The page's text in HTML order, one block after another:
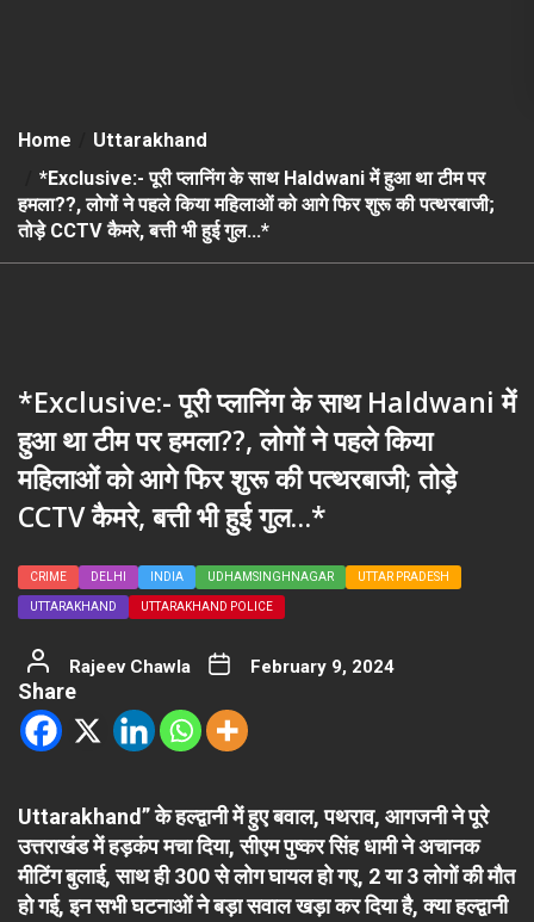
Home
Uttarakhand
*Exclusive:- पूरी प्लानिंग के साथ Haldwani में हुआ था टीम पर
हमला??, लोगों ने पहले किया महिलाओं को आगे फिर शुरू की पत्थरबाजी;
तोड़े CCTV कैमरे, बत्ती भी हुई गुल…*
*Exclusive:- पूरी प्लानिंग के साथ Haldwani में
हुआ था टीम पर हमला??, लोगों ने पहले किया
महिलाओं को आगे फिर शुरू की पत्थरबाजी; तोड़े
CCTV कैमरे, बत्ती भी हुई गुल…*
CRIME DELHI INDIA UDHAMSINGHNAGAR UTTAR PRADESH
UTTARAKHAND UTTARAKHAND POLICE
Rajeev Chawla February 9, 2024
Share
Uttarakhand” के हल्द्वानी में हुए बवाल, पथराव, आगजनी ने पूरे
उत्तराखंड में हड़कंप मचा दिया, सीएम पुष्कर सिंह धामी ने अचानक
मीटिंग बुलाई, साथ ही 300 से लोग घायल हो गए, 2 या 3 लोगों की मौत
हो गई, इन सभी घटनाओं ने बड़ा सवाल खड़ा कर दिया है, क्या हल्द्वानी